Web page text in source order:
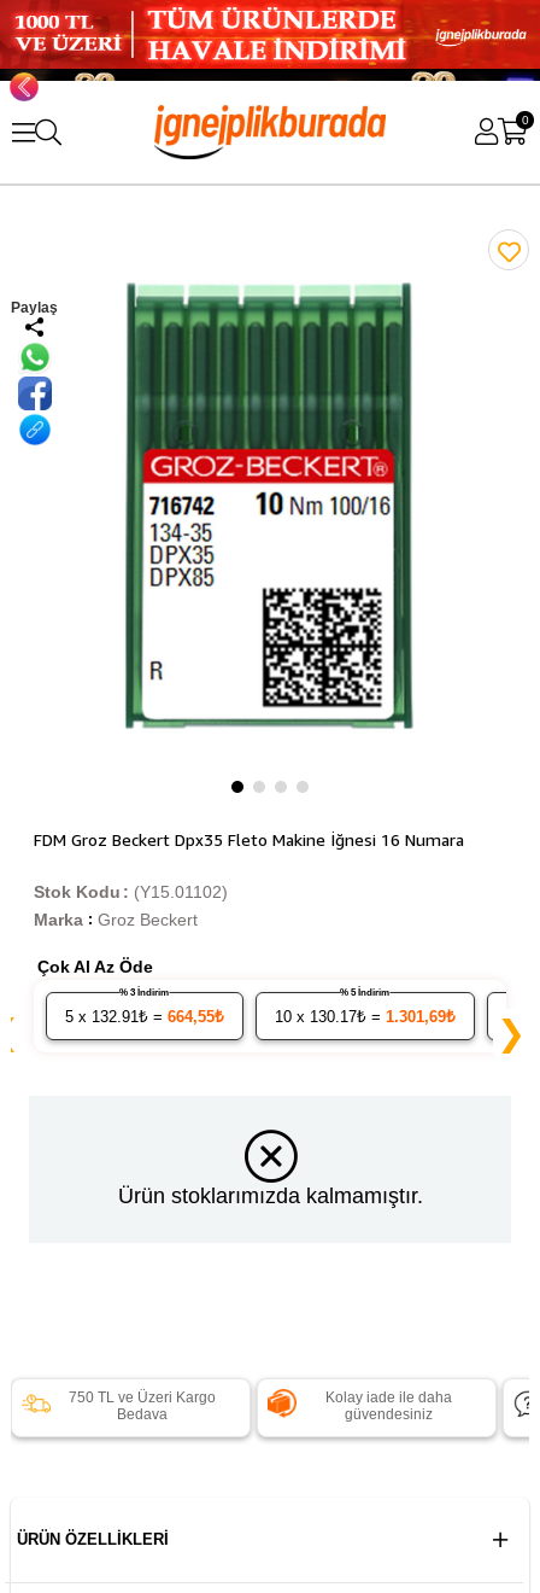
0
Paylaş
FDM Groz Beckert Dpx35 Fleto Makine İğnesi 16 Numara
(Y15.01102)
Stok Kodu
Marka : Groz Beckert
Çok Al Az Öde
5x 132.91₺ = 664,55₺
% 3 İndirim
10x 130.17₺ = 1.301,69₺
% 5 İndirim
20
❯
Ürün stoklarımızda kalmamıştır.
750 TL ve Üzeri Kargo
Bedava
Kolay iade ile daha
güvendesiniz
ÜRÜN ÖZELLIKLERI